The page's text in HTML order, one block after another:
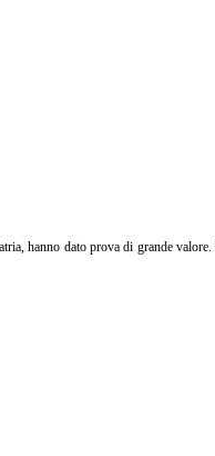
hanno dato prova di grande valore.